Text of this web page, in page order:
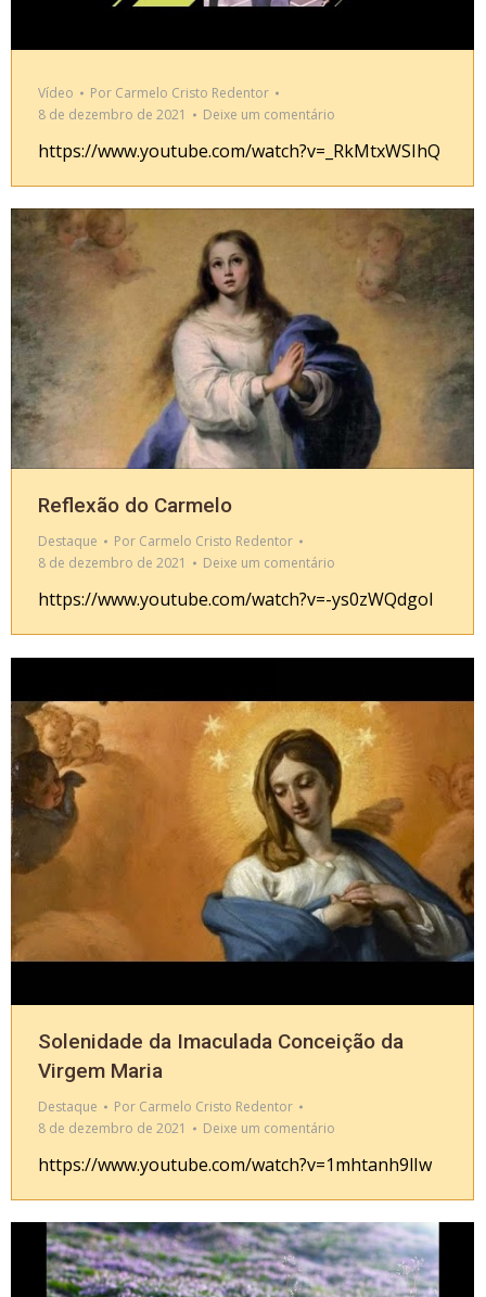
Vídeo Por Carmelo Cristo Redentor
8 de dezembro de 2021
Deixe um comentário
https://www.youtube.com/watch?v=_RkMtxWSIhQ
Reflexão do Carmelo
Destaque Por Carmelo Cristo Redentor
8 de dezembro de 2021
Deixe um comentário
https://www.youtube.com/watch?v=-ys0zWQdgoI
Solenidade da Imaculada Conceição da
Virgem Maria
Destaque Por Carmelo Cristo Redentor
8 de dezembro de 2021
Deixe um comentário
https://www.youtube.com/watch?v=1mhtanh9lIw